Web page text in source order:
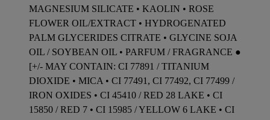
MAGNESIUM SILICATE • KAOLIN • ROSE
FLOWER OIL/EXTRACT • HYDROGENATED
PALM GLYCERIDES CITRATE • GLYCINE SOJA
OIL / SOYBEAN OIL • PARFUM / FRAGRANCE ●
[+/- MAY CONTAIN: CI 77891 / TITANIUM
DIOXIDE • MICA • CI 77491, CI 77492, CI 77499 /
IRON OXIDES • CI 45410 / RED 28 LAKE • CI
15850 / RED 7 • CI 15985 / YELLOW 6 LAKE • CI